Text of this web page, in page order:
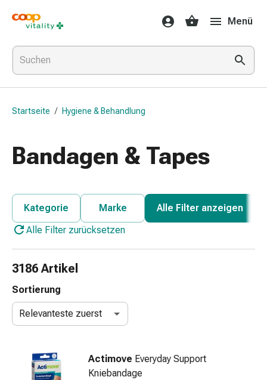
Medikamente
&
Gesundheit
Grippe
&
Erkältung
Grippe-
Medikamente
Bronchitis
Inhalationsgeräte
Nasenreiniger
Schnupfen
Wund-
Elastische
Wundbinden
Menü
Startseite / Hygiene & Behandlung
Bandagen & Tapes
Kategorie Marke
Alle Filter anzeigen
Alle Filter zurücksetzen
3186 Artikel
Sortierung
Relevanteste zuerst
Actimove Everyday Support
Kniebandage